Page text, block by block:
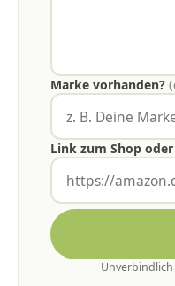
Marke vorhanden?
Link zum Shop